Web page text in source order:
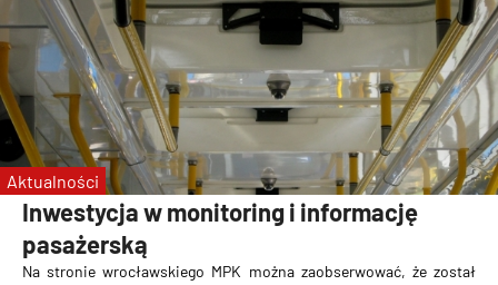
Inwestycja w monitoring i informację
pasażerską
Na stronie wrocławskiego MPK można zaobserwować, że został
Aktualności